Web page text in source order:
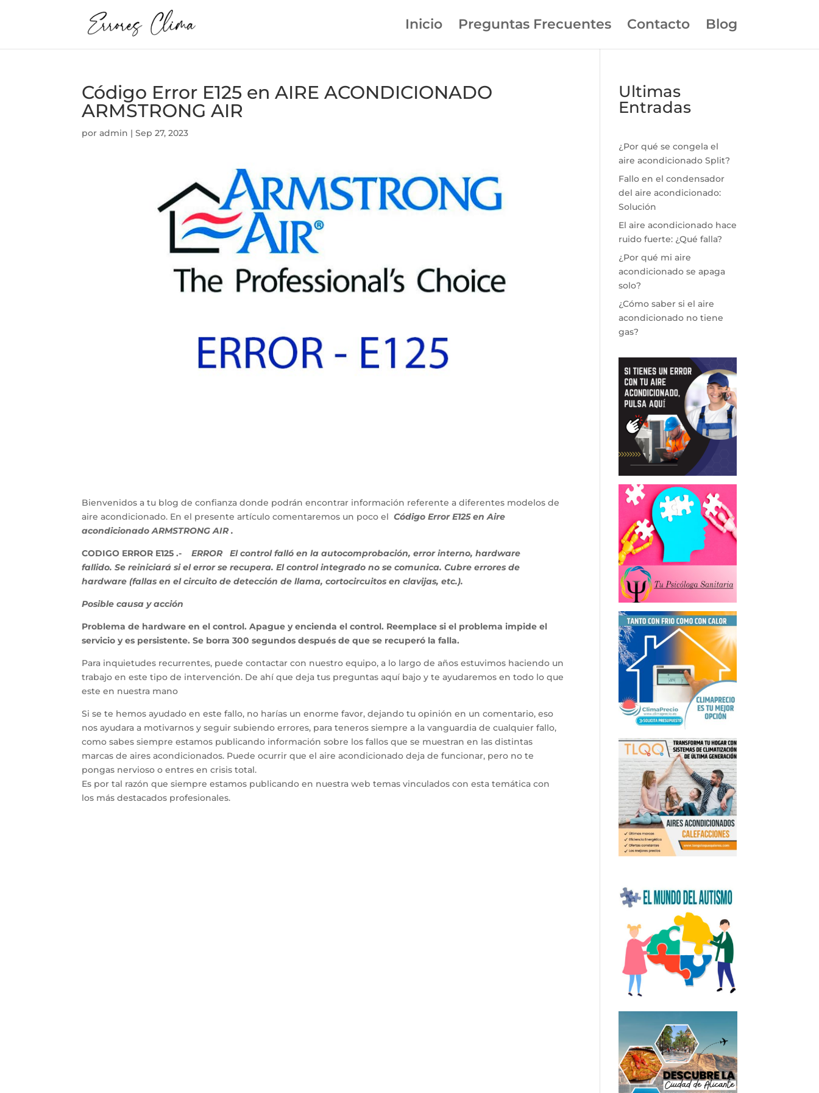
Inicio Preguntas Frecuentes Contacto Blog
Código Error E125 en AIRE ACONDICIONADO
ARMSTRONG AIR
poradmin |Sep 27, 2023
Bienvenidos a tu blog de confianza donde podrán encontrar información referente a diferentes modelos de
aire acondicionado. En el presente artículo comentaremos un poco elCódigo Error E125 en Aire
acondicionado ARMSTRONG AIR .
CODIGO ERROR E125 .-
ERROR El control falló en la autocomprobación, error interno, hardware
fallido. Se reiniciará si el error se recupera. El control integrado no se comunica. Cubre errores de
hardware (fallas en el circuito de detección de llama, cortocircuitos en clavijas, etc.).
Posible causa y acción
Problema de hardware en el control. Apague y encienda el control. Reemplace si el problema impide el
servicio y es persistente. Se borra 300 segundos después de que se recuperó la falla.
Para inquietudes recurrentes, puede contactar con nuestro equipo, a lo largo de años estuvimos haciendo un
trabajo en este tipo de intervención. De ahí que deja tus preguntas aquí bajo y te ayudaremos en todo lo que
este en nuestra mano
Si se te hemos ayudado en este fallo, no harías un enorme favor, dejando tu opinión en un comentario, eso
nos ayudara a motivarnos y seguir subiendo errores, para teneros siempre a la vanguardia de cualquier fallo,
como sabes siempre estamos publicando información sobre los fallos que se muestran en las distintas
marcas de aires acondicionados. Puede ocurrir que el aire acondicionado deja de funcionar, pero no te
pongas nervioso o entres en crisis total.
Es por tal razón que siempre estamos publicando en nuestra web temas vinculados con esta temática con
los más destacados profesionales.
Ultimas
Entradas
¿Por qué se congela el
aire acondicionado Split?
Fallo en el condensador
del aire acondicionado:
Solución
El aire acondicionado hace
ruido fuerte: ¿Qué falla?
¿Por qué mi aire
acondicionado se apaga
solo?
¿Cómo saber si el aire
acondicionado no tiene
gas?